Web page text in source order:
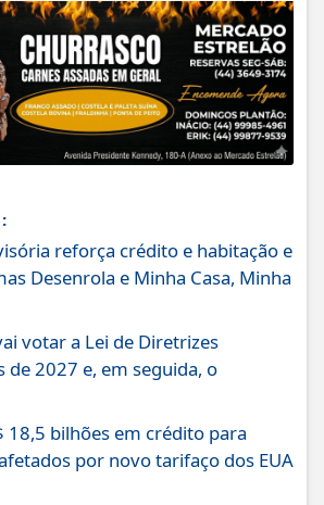
reforça crédito e habitação e
Desenrola e Minha Casa, Minha
votar a Lei de Diretrizes
de 2027 e, em seguida, o
18,5 bilhões em crédito para
por novo tarifaço dos EUA